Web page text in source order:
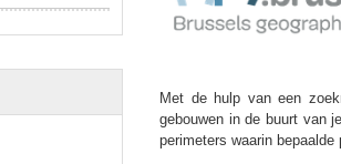
Met de hulp van een
gebouwen in de buurt van
perimeters waarin bepaalde